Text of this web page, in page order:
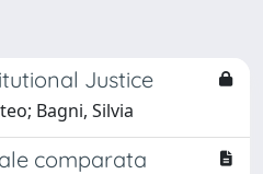
Justice
Bagni, Silvia
comparata